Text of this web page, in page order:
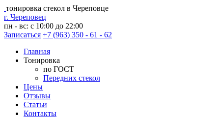
тонировка стекол в Череповце
г. Череповец
пн - вс: с 10:00 до 22:00
Записаться +7 (963) 350 - 61 - 62
Главная
Тонировка
по ГОСТ
Передних стекол
Цены
Отзывы
Статьи
Контакты